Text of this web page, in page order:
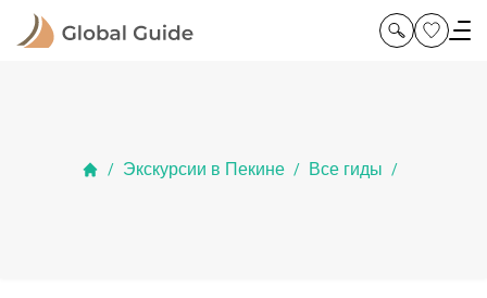
/ Экскурсии в Пекине / Все гиды /